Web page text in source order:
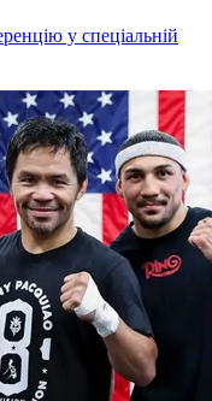
у спеціальній